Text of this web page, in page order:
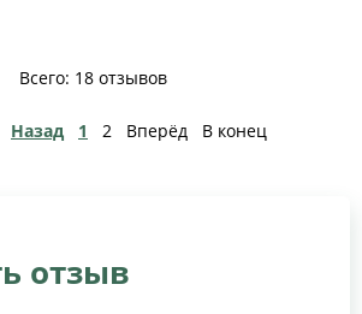
Всего: 18 отзывов
Назад 1 2 Вперёд В конец
отзыв